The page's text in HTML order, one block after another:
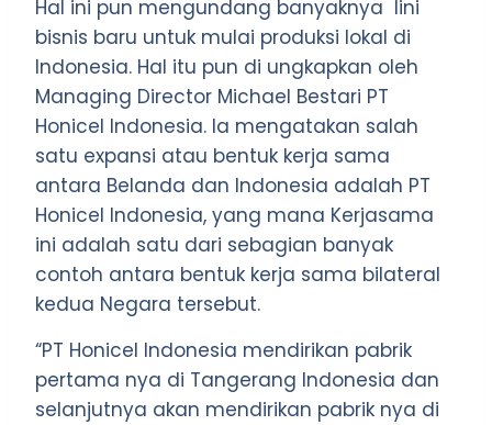
Hal ini pun mengundang banyaknya lini
bisnis baru untuk mulai produksi lokal di
Indonesia. Hal itu pun di ungkapkan oleh
Managing Director Michael Bestari PT
Honicel Indonesia. Ia mengatakan salah
satu expansi atau bentuk kerja sama
antara Belanda dan Indonesia adalah PT
Honicel Indonesia, yang mana Kerjasama
ini adalah satu dari sebagian banyak
contoh antara bentuk kerja sama bilateral
kedua Negara tersebut.
“PT Honicel Indonesia mendirikan pabrik
pertama nya di Tangerang Indonesia dan
selanjutnya akan mendirikan pabrik nya di